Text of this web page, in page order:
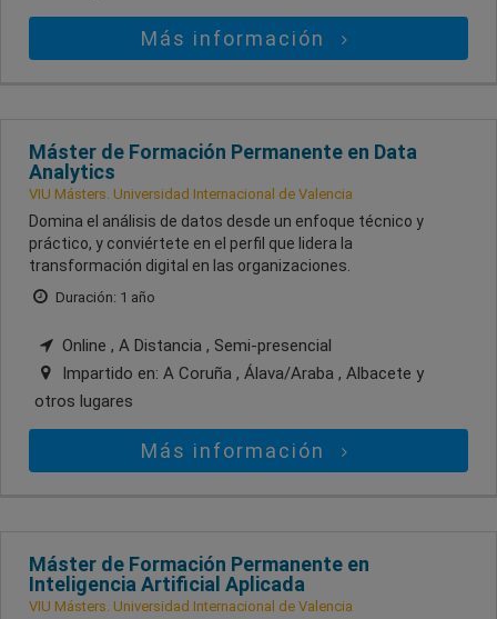
Más información
Máster de Formación Permanente en Data
Analytics
VIU Másters. Universidad Internacional de Valencia
Domina el análisis de datos desde un enfoque técnico y
práctico, y conviértete en el perfil que lidera la
transformación digital en las organizaciones.
Duración: 1 año
Online , A Distancia , Semi-presencial
Impartido en: A Coruña , Álava/Araba , Albacete y
otros lugares
Más información
Máster de Formación Permanente en
Inteligencia Artificial Aplicada
VIU Másters. Universidad Internacional de Valencia